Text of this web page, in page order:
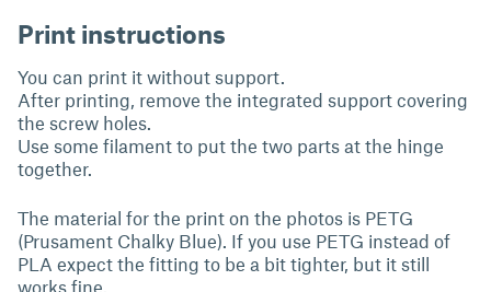
Print instructions
You can print it without support.
After printing, remove the integrated support covering
the screw holes.
Use some filament to put the two parts at the hinge
together.
The material for the print on the photos is PETG
(Prusament Chalky Blue). If you use PETG instead of
PLA expect the fitting to be a bit tighter, but it still
works fine.